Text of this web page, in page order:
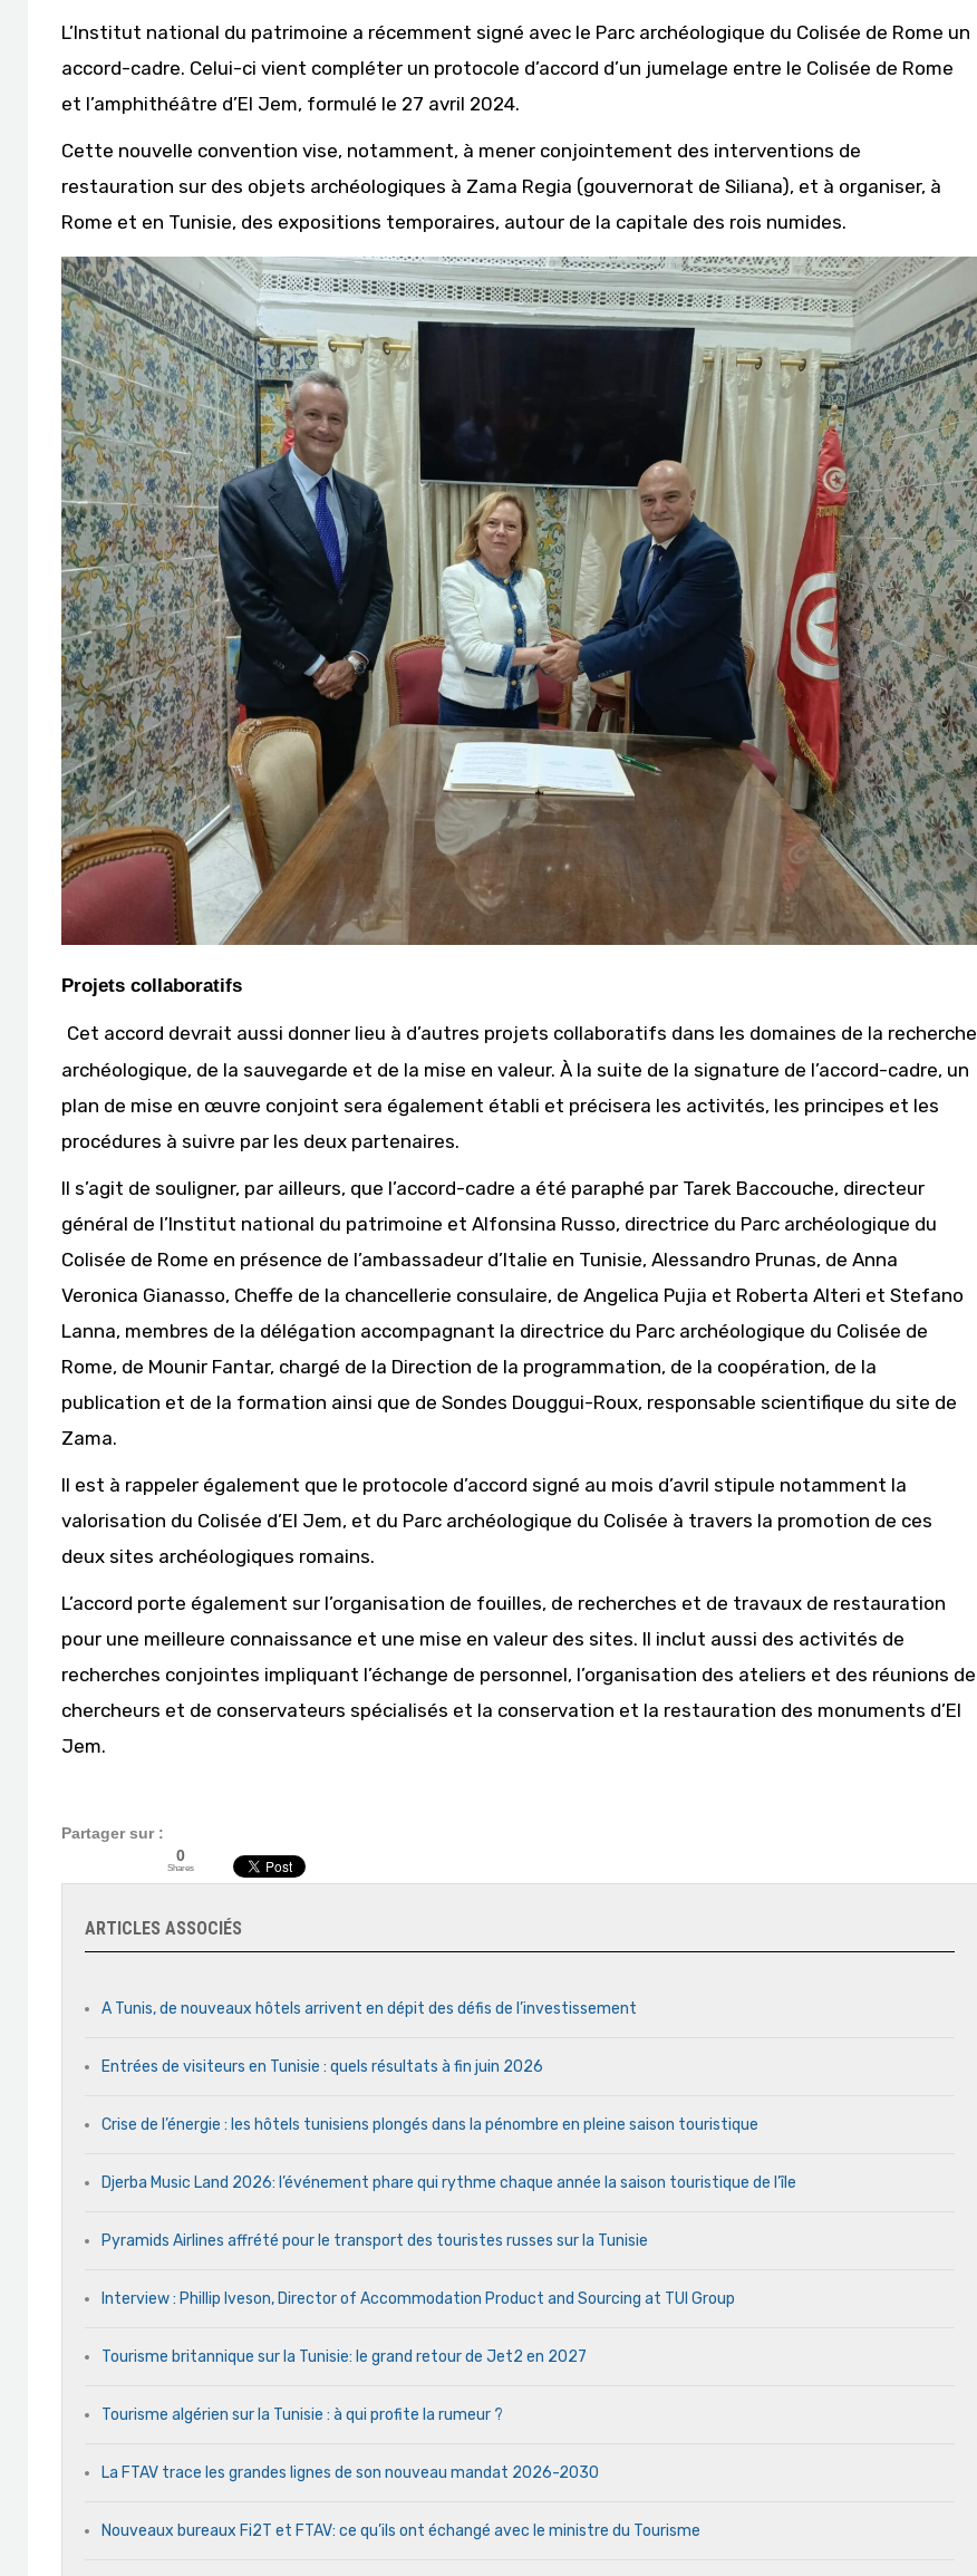
L’Institut national du patrimoine a récemment signé avec le Parc archéologique du Colisée de Rome un
accord-cadre. Celui-ci vient compléter un protocole d’accord d’un jumelage entre le Colisée de Rome
et l’amphithéâtre d’El Jem, formulé le 27 avril 2024.
Cette nouvelle convention vise, notamment, à mener conjointement des interventions de
restauration sur des objets archéologiques à Zama Regia (gouvernorat de Siliana), et à organiser, à
Rome et en Tunisie, des expositions temporaires, autour de la capitale des rois numides.
Projets collaboratifs
Cet accord devrait aussi donner lieu à d’autres projets collaboratifs dans les domaines de la recherche
archéologique, de la sauvegarde et de la mise en valeur. À la suite de la signature de l’accord-cadre, un
plan de mise en œuvre conjoint sera également établi et précisera les activités, les principes et les
procédures à suivre par les deux partenaires.
Il s’agit de souligner, par ailleurs, que l’accord-cadre a été paraphé par Tarek Baccouche, directeur
général de l’Institut national du patrimoine et Alfonsina Russo, directrice du Parc archéologique du
Colisée de Rome en présence de l’ambassadeur d’Italie en Tunisie, Alessandro Prunas, de Anna
Veronica Gianasso, Cheffe de la chancellerie consulaire, de Angelica Pujia et Roberta Alteri et Stefano
Lanna, membres de la délégation accompagnant la directrice du Parc archéologique du Colisée de
Rome, de Mounir Fantar, chargé de la Direction de la programmation, de la coopération, de la
publication et de la formation ainsi que de Sondes Douggui-Roux, responsable scientifique du site de
Zama.
Il est à rappeler également que le protocole d’accord signé au mois d’avril stipule notamment la
valorisation du Colisée d’El Jem, et du Parc archéologique du Colisée à travers la promotion de ces
deux sites archéologiques romains.
L’accord porte également sur l’organisation de fouilles, de recherches et de travaux de restauration
pour une meilleure connaissance et une mise en valeur des sites. Il inclut aussi des activités de
recherches conjointes impliquant l’échange de personnel, l’organisation des ateliers et des réunions de
chercheurs et de conservateurs spécialisés et la conservation et la restauration des monuments d’El
Jem.
Partager sur :
0
Shares
ARTICLES ASSOCIÉS
A Tunis, de nouveaux hôtels arrivent en dépit des défis de l’investissement
Entrées de visiteurs en Tunisie : quels résultats à fin juin 2026
Crise de l’énergie : les hôtels tunisiens plongés dans la pénombre en pleine saison touristique
Djerba Music Land 2026: l’événement phare qui rythme chaque année la saison touristique de l’île
Pyramids Airlines affrété pour le transport des touristes russes sur la Tunisie
Interview : Phillip Iveson, Director of Accommodation Product and Sourcing at TUI Group
Tourisme britannique sur la Tunisie: le grand retour de Jet2 en 2027
Tourisme algérien sur la Tunisie : à qui profite la rumeur ?
La FTAV trace les grandes lignes de son nouveau mandat 2026-2030
Nouveaux bureaux Fi2T et FTAV: ce qu’ils ont échangé avec le ministre du Tourisme